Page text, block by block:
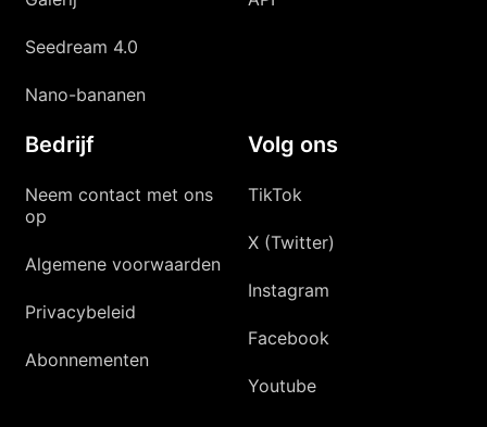
Seedream 4.0
Nano-bananen
Bedrijf
Neem contact met ons
op
Algemene voorwaarden
Privacybeleid
Abonnementen
Volg ons
TikTok
X (Twitter)
Instagram
Facebook
Youtube